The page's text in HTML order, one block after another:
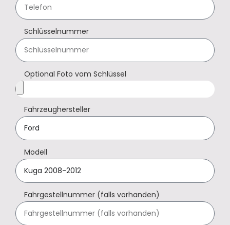
Schlüsselnummer
Optional Foto vom Schlüssel
Fahrzeughersteller
Modell
Fahrgestellnummer (falls vorhanden)